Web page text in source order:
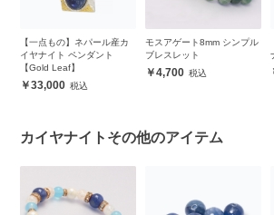
モスアゲート8mm シンプル
ブレスレット
4,700
【粒売り/バラ売り】カイヤ
ナイト 10mm
3,200
カイヤナイトその他のアイテム